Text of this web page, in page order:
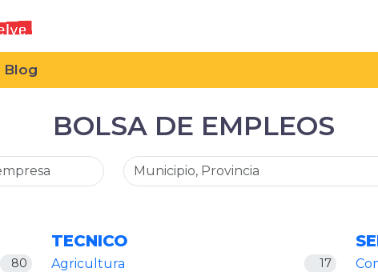
Blog
BOLSA DE EMPLEOS
80
TECNICO
Agricultura 17